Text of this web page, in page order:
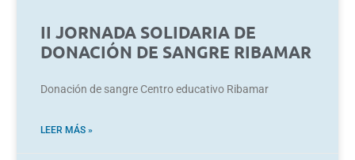
II JORNADA SOLIDARIA DE
DONACIÓN DE SANGRE RIBAMAR
Donación de sangre Centro educativo Ribamar
LEER MÁS »